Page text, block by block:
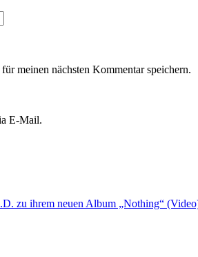
meinen nächsten Kommentar speichern.
E-Mail.
zu ihrem neuen Album „Nothing“